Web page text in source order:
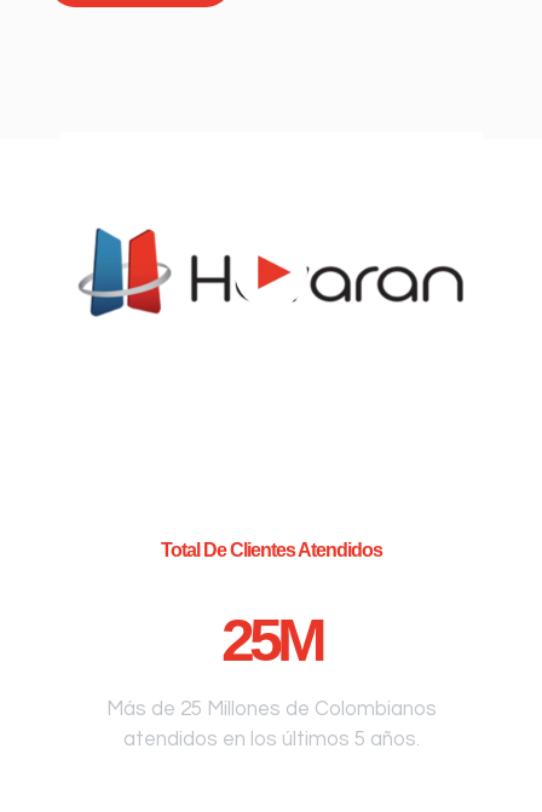
Total De Clientes Atendidos
25M
Más de 25 Millones de Colombianos
atendidos en los últimos 5 años.